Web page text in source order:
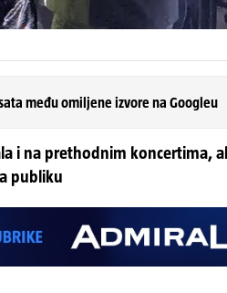
među omiljene izvore na Googleu
i na prethodnim koncertima,
publiku